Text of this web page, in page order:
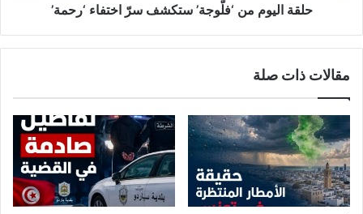
حلقة اليوم من ‘فلّوجة’ ستكشف سرّ اختفاء ‘رحمة’
مقالات ذات صلة